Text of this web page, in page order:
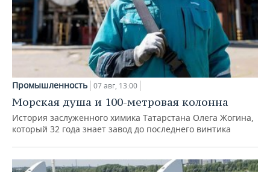
Промышленность 07 авг, 13:00
Морская душа и 100-метровая колонна
История заслуженного химика Татарстана Олега Жогина,
который 32 года знает завод до последнего винтика